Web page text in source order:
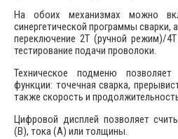
На обоих механизмах можно
синергетической программы
переключение 2Т (ручной режим)/
тестирование подачи проволоки.
Техническое подменю
функции: точечная сварка,
также скорость и
Цифровой дисплей позволяет
(В), тока (А) или толщины.